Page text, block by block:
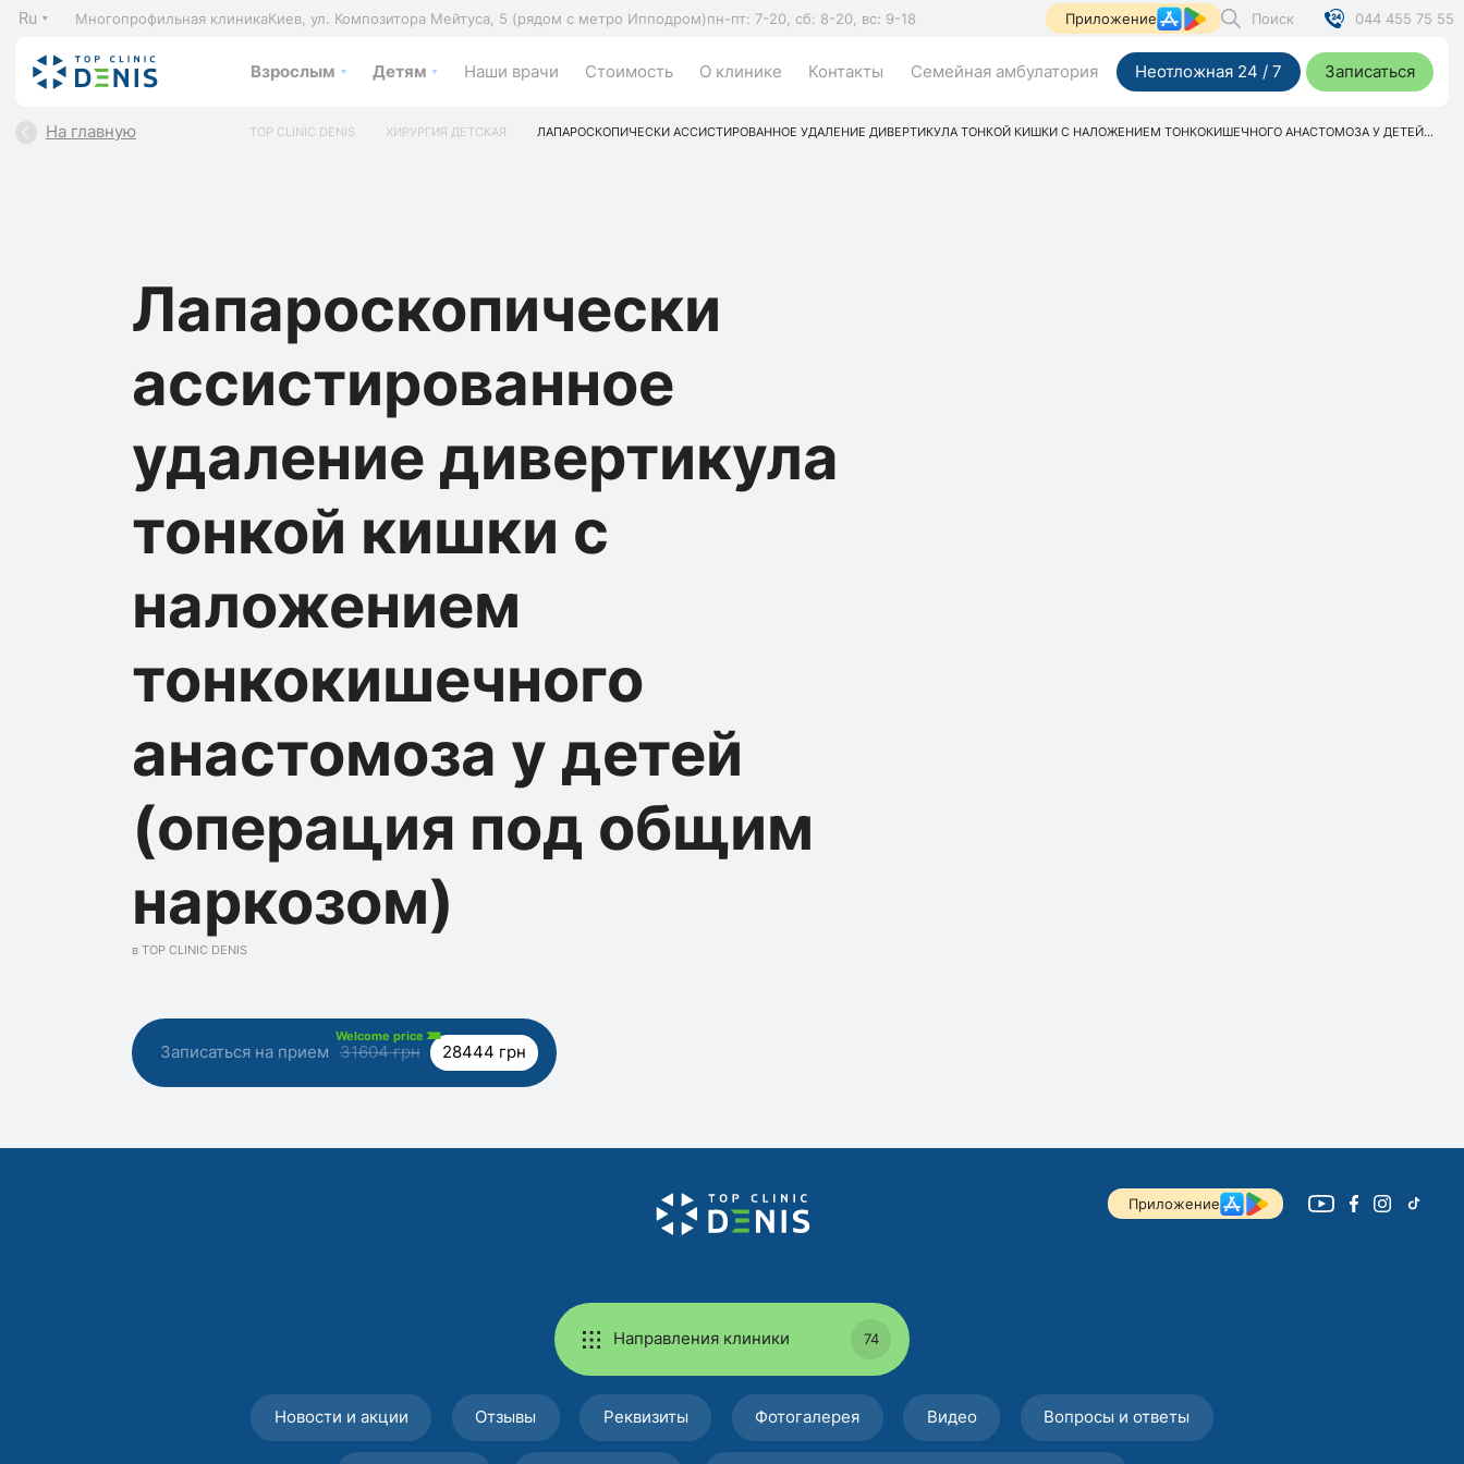
Ru Многопрофильная клиникаКиев, ул. Композитора Мейтуса, 5 (рядом с метро Ипподром)пн-пт: 7-20, сб: 8-20, вс: 9-18 Приложение Поиск 044 455 75 55
Взрослым Детям Наши врачи Стоимость О клинике Контакты Семейная амбулатория Неотложная 24 / 7 Записаться
На главную TOP CLINIC DENIS ХИРУРГИЯ ДЕТСКАЯ ЛАПАРОСКОПИЧЕСКИ АССИСТИРОВАННОЕ УДАЛЕНИЕ ДИВЕРТИКУЛА ТОНКОЙ КИШКИ С НАЛОЖЕНИЕМ ТОНКОКИШЕЧНОГО АНАСТОМОЗА У ДЕТЕЙ...
Лапароскопически
ассистированное
удаление дивертикула
тонкой кишки с
наложением
тонкокишечного
анастомоза у детей
(операция под общим
наркозом)
в TOP CLINIC DENIS
Записаться на прием
Welcome price
31604 грн 28444 грн
Приложение
Направления клиники 74
Новости и акции Отзывы Реквизиты Фотогалерея Видео Вопросы и ответы